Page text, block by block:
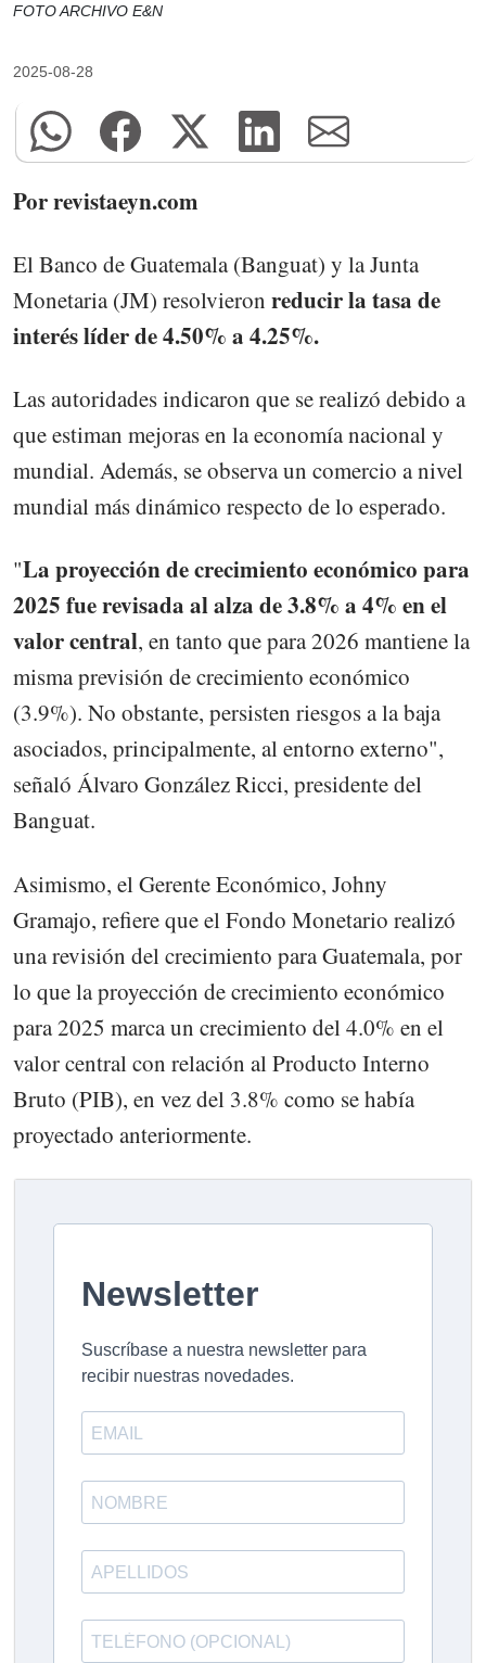
FOTO ARCHIVO E&N
2025-08-28
Por revistaeyn.com
El Banco de Guatemala (Banguat) y la Junta
Monetaria (JM) resolvieron reducir la tasa de
interés líder de 4.50% a 4.25%.
Las autoridades indicaron que se realizó debido a
que estiman mejoras en la economía nacional y
mundial. Además, se observa un comercio a nivel
mundial más dinámico respecto de lo esperado.
"La proyección de crecimiento económico para
2025 fue revisada al alza de 3.8% a 4% en el
valor central, en tanto que para 2026 mantiene la
misma previsión de crecimiento económico
(3.9%). No obstante, persisten riesgos a la baja
asociados, principalmente, al entorno externo",
señaló Álvaro González Ricci, presidente del
Banguat.
Asimismo, el Gerente Económico, Johny
Gramajo, refiere que el Fondo Monetario realizó
una revisión del crecimiento para Guatemala, por
lo que la proyección de crecimiento económico
para 2025 marca un crecimiento del 4.0% en el
valor central con relación al Producto Interno
Bruto (PIB), en vez del 3.8% como se había
proyectado anteriormente.